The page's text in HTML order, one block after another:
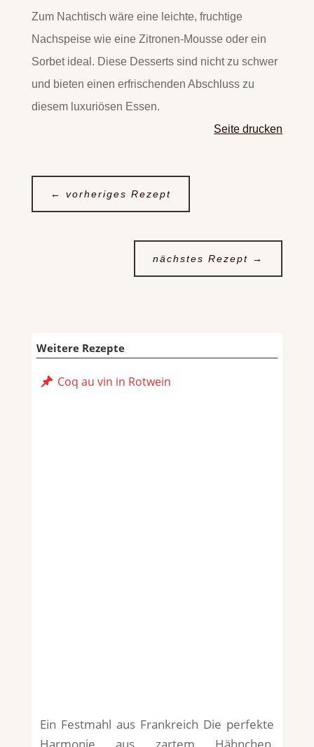
Zum Nachtisch wäre eine leichte, fruchtige
Nachspeise wie eine Zitronen-Mousse oder ein
Sorbet ideal. Diese Desserts sind nicht zu schwer
und bieten einen erfrischenden Abschluss zu
diesem luxuriösen Essen.
Seite drucken
← vorheriges Rezept
nächstes Rezept →
Weitere Rezepte
Coq au vin in Rotwein
Ein Festmahl aus Frankreich Die perfekte